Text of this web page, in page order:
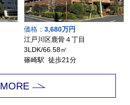
価格： 3,680万円
江戸川区鹿骨４丁目
3LDK/66.58㎡
篠崎駅 徒歩21分
MORE